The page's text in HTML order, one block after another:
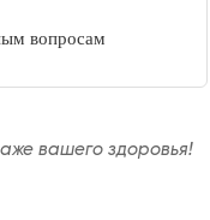
вопросам
вашего здоровья!